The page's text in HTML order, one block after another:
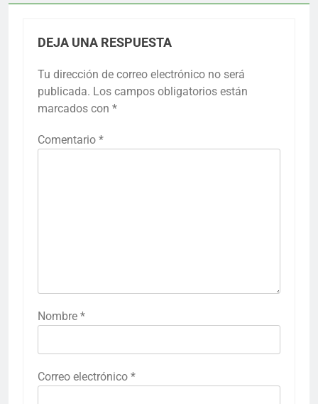
DEJA UNA RESPUESTA
Tu dirección de correo electrónico no será
publicada. Los campos obligatorios están
marcados con *
Comentario *
Nombre *
Correo electrónico *